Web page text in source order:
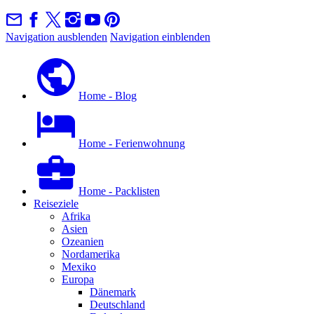
Navigation ausblenden Navigation einblenden
Home - Blog
Home - Ferienwohnung
Home - Packlisten
Reiseziele
Afrika
Asien
Ozeanien
Nordamerika
Mexiko
Europa
Dänemark
Deutschland